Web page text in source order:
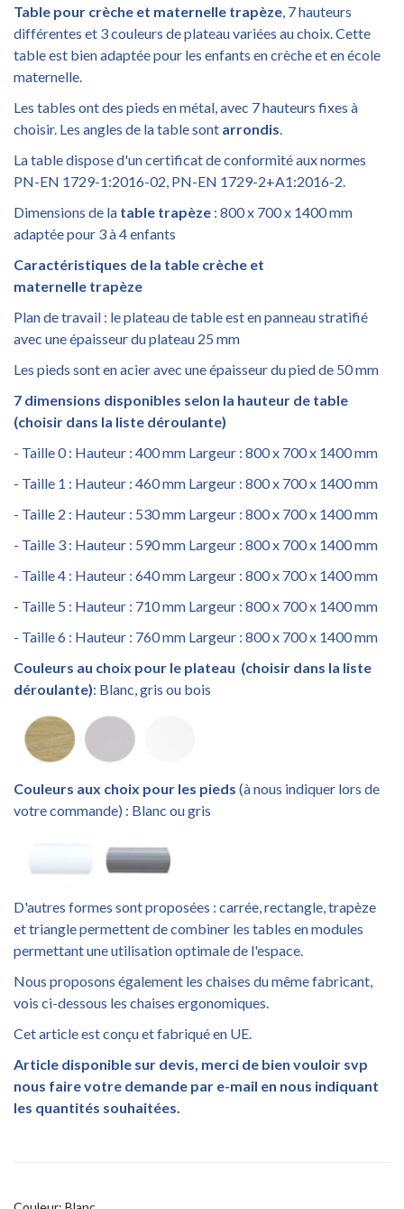
Table pour crèche et maternelle trapèze, 7 hauteurs
différentes et 3 couleurs de plateau variées au choix. Cette
table est bien adaptée pour les enfants en crèche et en école
maternelle.
Les tables ont des pieds en métal, avec 7 hauteurs fixes à
choisir. Les angles de la table sont arrondis.
La table dispose d'un certificat de conformité aux normes
PN-EN 1729-1:2016-02, PN-EN 1729-2+A1:2016-2.
Dimensions de la table trapèze : 800 x 700 x 1400 mm
adaptée pour 3 à 4 enfants
Caractéristiques de la table crèche et
maternelle trapèze
Plan de travail : le plateau de table est en panneau stratifié
avec une épaisseur du plateau 25 mm
Les pieds sont en acier avec une épaisseur du pied de 50 mm
7 dimensions disponibles selon la hauteur de table
(choisir dans la liste déroulante)
- Taille 0 : Hauteur : 400 mm Largeur : 800 x 700 x 1400 mm
- Taille 1 : Hauteur : 460 mm Largeur : 800 x 700 x 1400 mm
- Taille 2 : Hauteur : 530 mm Largeur : 800 x 700 x 1400 mm
- Taille 3 : Hauteur : 590 mm Largeur : 800 x 700 x 1400 mm
- Taille 4 : Hauteur : 640 mm Largeur : 800 x 700 x 1400 mm
- Taille 5 : Hauteur : 710 mm Largeur : 800 x 700 x 1400 mm
- Taille 6 : Hauteur : 760 mm Largeur : 800 x 700 x 1400 mm
Couleurs au choix pour le plateau (choisir dans la liste
déroulante): Blanc, gris ou bois
Couleurs aux choix pour les pieds (à nous indiquer lors de
votre commande) : Blanc ou gris
D'autres formes sont proposées : carrée, rectangle, trapèze
et triangle permettent de combiner les tables en modules
permettant une utilisation optimale de l'espace.
Nous proposons également les chaises du même fabricant,
vois ci-dessous les chaises ergonomiques.
Cet article est conçu et fabriqué en UE.
Article disponible sur devis, merci de bien vouloir svp
nous faire votre demande par e-mail en nous indiquant
les quantités souhaitées.